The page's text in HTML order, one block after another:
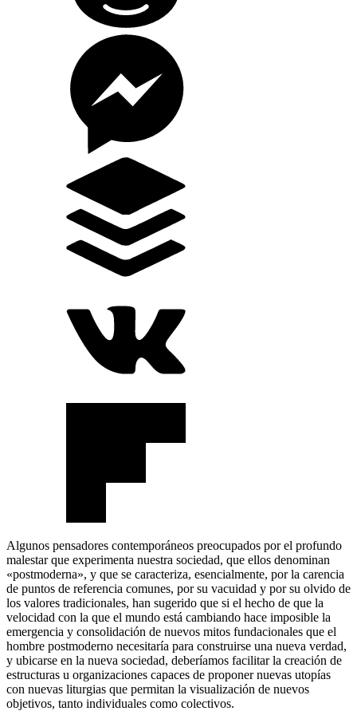
Algunos pensadores contemporáneos preocupados por el profundo
malestar que experimenta nuestra sociedad, que ellos denominan
«postmoderna», y que se caracteriza, esencialmente, por la carencia
de puntos de referencia comunes, por su vacuidad y por su olvido de
los valores tradicionales, han sugerido que si el hecho de que la
velocidad con la que el mundo está cambiando hace imposible la
emergencia y consolidación de nuevos mitos fundacionales que el
hombre postmoderno necesitaría para construirse una nueva verdad,
y ubicarse en la nueva sociedad, deberíamos facilitar la creación de
estructuras u organizaciones capaces de proponer nuevas utopías
con nuevas liturgias que permitan la visualización de nuevos
objetivos, tanto individuales como colectivos.